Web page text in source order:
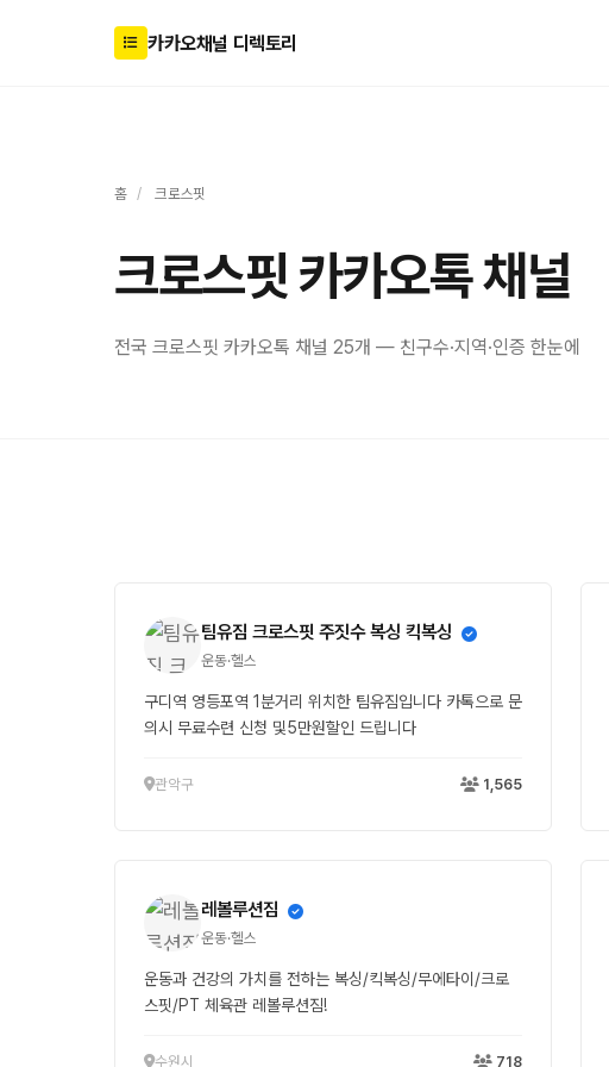
카카오채널 디렉토리
홈 / 크로스핏
크로스핏 카카오톡 채널
전국 크로스핏 카카오톡 채널 25개 — 친구수·지역·인증 한눈에
팀유짐 크로스핏 주짓수 복싱 킥복싱
운동·헬스
구디역 영등포역 1분거리 위치한 팀유짐입니다 카톡으로 문
의시 무료수련 신청 및5만원할인 드립니다
관악구 1,565
레볼루션짐
운동·헬스
운동과 건강의 가치를 전하는 복싱/킥복싱/무에타이/크로
스핏/PT 체육관 레볼루션짐!
수원시 718